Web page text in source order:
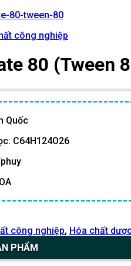
công nghiệp
80 (Tween
Quốc
C64H124O26
công nghiệp, Hóa chất
PHẨM